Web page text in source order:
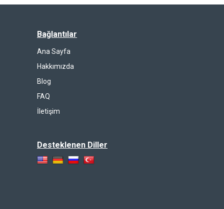
Bağlantılar
Ana Sayfa
Hakkımızda
Blog
FAQ
İletişim
Desteklenen Diller